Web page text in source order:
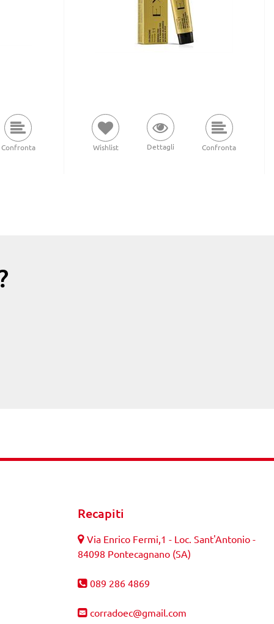
Confronta Wishlist Dettagli Confronta
Recapiti
Via Enrico Fermi,1 - Loc. Sant'Antonio -
84098 Pontecagnano (SA)
089 286 4869
corradoec@gmail.com